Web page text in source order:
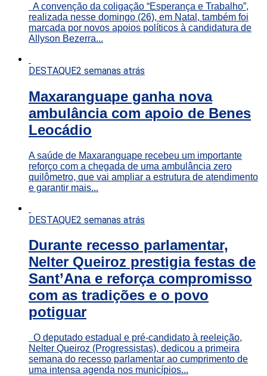
A convenção da coligação “Esperança e Trabalho”,
realizada nesse domingo (26), em Natal, também foi
marcada por novos apoios políticos à candidatura de
Allyson Bezerra...
DESTAQUE2 semanas atrás
Maxaranguape ganha nova
ambulância com apoio de Benes
Leocádio
A saúde de Maxaranguape recebeu um importante
reforço com a chegada de uma ambulância zero
quilômetro, que vai ampliar a estrutura de atendimento
e garantir mais...
DESTAQUE2 semanas atrás
Durante recesso parlamentar,
Nelter Queiroz prestigia festas de
Sant’Ana e reforça compromisso
com as tradições e o povo
potiguar
O deputado estadual e pré-candidato à reeleição,
Nelter Queiroz (Progressistas), dedicou a primeira
semana do recesso parlamentar ao cumprimento de
uma intensa agenda nos municípios...